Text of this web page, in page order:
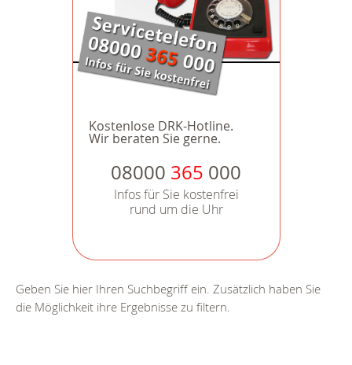
Kostenlose DRK-Hotline.
Wir beraten Sie gerne.
08000 365 000
Infos für Sie kostenfrei
rund um die Uhr
Geben Sie hier Ihren Suchbegriff ein. Zusätzlich haben Sie
die Möglichkeit ihre Ergebnisse zu filtern.